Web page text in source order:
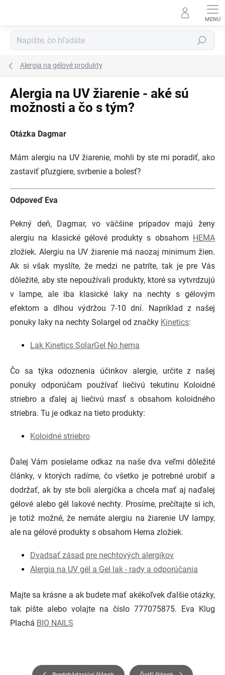
Hľadať
Alergia na gélové produkty
Alergia na UV žiarenie - aké sú
možnosti a čo s tým?
Otázka Dagmar
Mám alergiu na UV žiarenie, mohli by ste mi poradiť, ako
zastaviť pľuzgiere, svrbenie a bolesť?
Odpoveď Eva
Pekný deň, Dagmar, vo väčšine prípadov majú ženy
alergiu na klasické gélové produkty s obsahom HEMA
zložiek. Alergiu na UV žiarenie má naozaj minimum žien.
Ak si však myslíte, že medzi ne patríte, tak je pre Vás
dôležité, aby ste nepoužívali produkty, ktoré sa vytvrdzujú
v lampe, ale iba klasické laky na nechty s gélovým
efektom a dlhou výdržou 7-10 dní. Napríklad z našej
ponuky laky na nechty Solargel od značky Kinetics:
Lak Kinetics SolarGel No hema
Čo sa týka odoznenia účinkov alergie, určite z našej
ponuky odporúčam používať liečivú tekutinu Koloidné
striebro a ďalej aj liečivú masť s obsahom koloidného
striebra. Tu je odkaz na tieto produkty:
Koloidné striebro
Ďalej Vám posielame odkaz na naše dva veľmi dôležité
články, v ktorých radíme, čo všetko je potrebné urobiť a
dodržať, ak by ste boli alergička a chcela mať aj naďalej
gélové alebo gél lakové nechty. Prosíme, prečítajte si ich,
je totiž možné, že nemáte alergiu na žiarenie UV lampy,
ale na gélové produkty s obsahom Hema zložiek.
Dvadsať zásad pre nechtových alergikov
Alergia na UV gél a Gel lak - rady a odporúčania
Majte sa krásne a ak budete mať akékoľvek ďalšie otázky,
tak píšte alebo volajte na číslo 777075875. Eva Klug
Plachá BIO NAILS